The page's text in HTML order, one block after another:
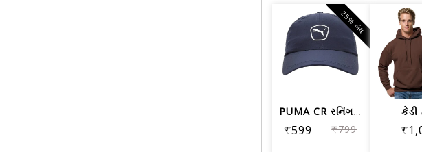
PUMA CR રનિંગ કેપ, પીકોટ
₹599 ₹799
25% બંધ
કેડી